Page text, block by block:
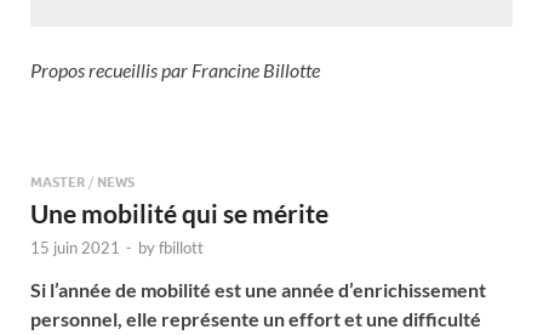
Propos recueillis par Francine Billotte
MASTER / NEWS
Une mobilité qui se mérite
15 juin 2021 - byfbillott
Si l’année de mobilité est une année d’enrichissement
personnel, elle représente un effort et une difficulté